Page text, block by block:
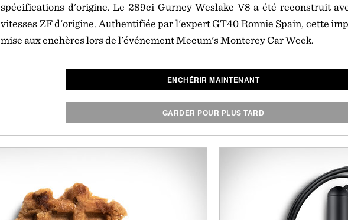
spécifications d'origine. Le 289ci Gurney Weslake V8 a été reconstruit
vitesses ZF d'origine. Authentifiée par l'expert GT40 Ronnie Spain, cette
mise aux enchères lors de l'événement Mecum's Monterey Car Week.
ENCHÉRIR MAINTENANT
GARDER POUR PLUS TARD